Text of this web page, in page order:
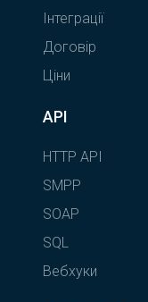
Інтеграції
Договір
Ціни
API
HTTP API
SMPP
SOAP
SQL
Вебхуки